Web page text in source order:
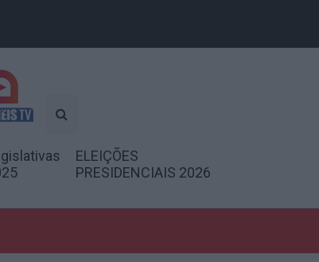
ELEIÇÕES
PRESIDENCIAIS 2026